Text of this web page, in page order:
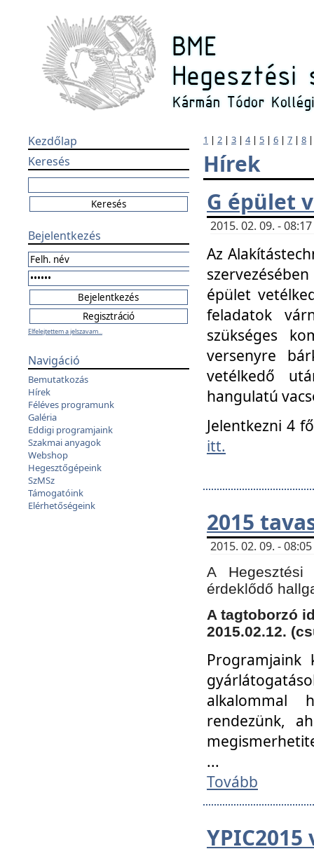
Kezdőlap
Keresés
Bejelentkezés
Elfelejtettem a jelszavam...
Navigáció
Bemutatkozás
Hírek
Féléves programunk
Galéria
Eddigi programjaink
Szakmai anyagok
Webshop
Hegesztőgépeink
SzMSz
Támogatóink
Elérhetőségeink
1 | 2 | 3 | 4| 5 | 6 | 7 | 8
Hírek
G épület
2015. 02. 09. -
Az
épület
feladatok
szükséges
versenyre
vetélkedő
hangulatú
Jelentkezni 4
itt.
2015
2015. 02. 09. -
A
érdeklődő
A tagtoborzó
2015.02.12.
Programjaink
alkalommal
rendezünk,
...
Tovább
YPIC2015